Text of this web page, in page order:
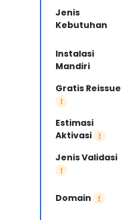
Jenis
Kebutuhan
Instalasi
Mandiri
Gratis Reissue
Estimasi
Aktivasi
Jenis Validasi
Domain